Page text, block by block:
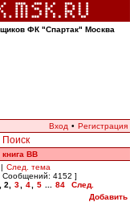
ФК "Спартак" Москва
Вход • Регистрация
Поиск
книга ВВ
| След. тема
Сообщений: 4152 ]
2 3 4 5 84
След.
Добавить